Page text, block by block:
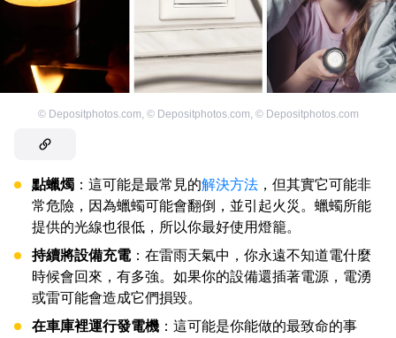
© Depositphotos.com © Depositphotos.com © Depositphotos.com
點蠟燭 ：這可能是最常見的解決方法 ，但其實它可能非
常危險，因為蠟蠋可能會翻倒，並引起火災。蠟蠋所能
提供的光線也很低，所以你最好使用燈籠。
持續將設備充電：在雷雨天氣中，你永遠不知道電什麼
時候會回來，有多強。如果你的設備還插著電源，電湧
或雷可能會造成它們損毀。
在車庫裡運行發電機 ：這可能是你能做的最致命的事